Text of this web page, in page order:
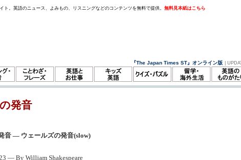
ト。英語のニュース、よみもの、リスニングなどのコンテンツを無料で提供。 無料見本紙はこちら
『The Japan Times ST』オンライン版 |
発音
音 — ウェールズの発音(slow)
— By William Shakespeare